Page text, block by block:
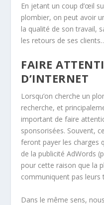
En jetant un coup d’œil
plombier, on peut avoir
la qualité de son travail,
les retours de ses
FAIRE
D’INTERNET
Lorsqu’on cherche un
recherche, et
important de faire
sponsorisées. Souvent,
feront payer les charges
de la publicité AdWords
pour cette raison que la
communiquent pas leurs
Dans le même sens,